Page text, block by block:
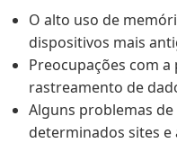
O alto uso de
dispositivos mais
Preocupações com
rastreamento de
Alguns problemas
determinados sites e